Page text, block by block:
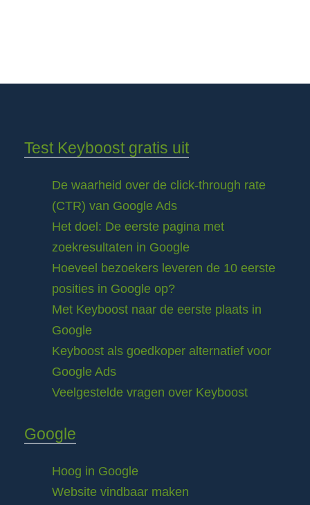
Test Keyboost gratis uit
De waarheid over de click-through rate
(CTR) van Google Ads
Het doel: De eerste pagina met
zoekresultaten in Google
Hoeveel bezoekers leveren de 10 eerste
posities in Google op?
Met Keyboost naar de eerste plaats in
Google
Keyboost als goedkoper alternatief voor
Google Ads
Veelgestelde vragen over Keyboost
Google
Hoog in Google
Website vindbaar maken